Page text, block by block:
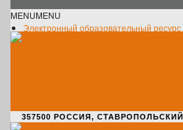
MENUMENU
Электронный образовательный ресурс
357500 РОССИЯ, СТАВРОПОЛЬСКИЙ